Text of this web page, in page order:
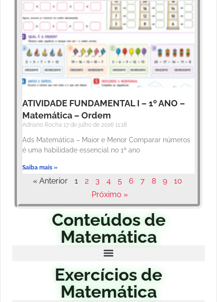
ATIVIDADE FUNDAMENTAL I – 1º ANO –
Matemática – Ordem
Adriano Rocha 17 de julho de 2026 11:18
Ads Matemática – Maior e Menor Comparar números
é uma habilidade essencial no 1º ano
Saiba mais »
« Anterior 1 2 3 4 5 6 7 8 9
10
Próximo »
Conteúdos de
Matemática
Exercícios de
Matemática